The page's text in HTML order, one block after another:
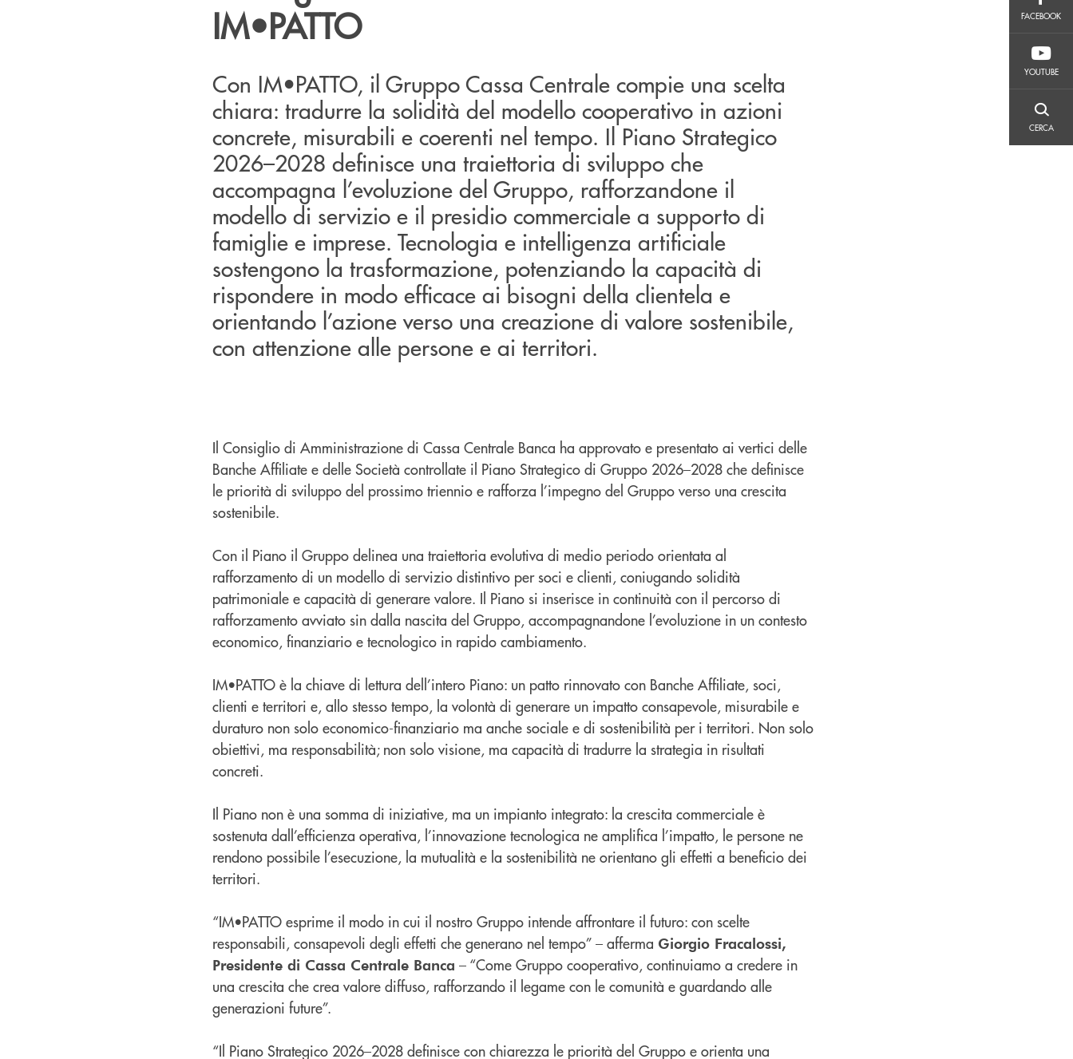
FACEBOOK
YOUTUBE
CERCA
IM•PATTO
Con IM•PATTO, il Gruppo Cassa Centrale compie una scelta
chiara: tradurre la solidità del modello cooperativo in azioni
concrete, misurabili e coerenti nel tempo. Il Piano Strategico
2026–2028 definisce una traiettoria di sviluppo che
accompagna l’evoluzione del Gruppo, rafforzandone il
modello di servizio e il presidio commerciale a supporto di
famiglie e imprese. Tecnologia e intelligenza artificiale
sostengono la trasformazione, potenziando la capacità di
rispondere in modo efficace ai bisogni della clientela e
orientando l’azione verso una creazione di valore sostenibile,
con attenzione alle persone e ai territori.
Il Consiglio di Amministrazione di Cassa Centrale Banca ha approvato e presentato ai vertici delle
Banche Affiliate e delle Società controllate il Piano Strategico di Gruppo 2026–2028 che definisce
le priorità di sviluppo del prossimo triennio e rafforza l’impegno del Gruppo verso una crescita
sostenibile.
Con il Piano il Gruppo delinea una traiettoria evolutiva di medio periodo orientata al
rafforzamento di un modello di servizio distintivo per soci e clienti, coniugando solidità
patrimoniale e capacità di generare valore. Il Piano si inserisce in continuità con il percorso di
rafforzamento avviato sin dalla nascita del Gruppo, accompagnandone l’evoluzione in un contesto
economico, finanziario e tecnologico in rapido cambiamento.
IM•PATTO è la chiave di lettura dell’intero Piano: un patto rinnovato con Banche Affiliate, soci,
clienti e territori e, allo stesso tempo, la volontà di generare un impatto consapevole, misurabile e
duraturo non solo economico-finanziario ma anche sociale e di sostenibilità per i territori. Non solo
obiettivi, ma responsabilità; non solo visione, ma capacità di tradurre la strategia in risultati
concreti.
Il Piano non è una somma di iniziative, ma un impianto integrato: la crescita commerciale è
sostenuta dall’efficienza operativa, l’innovazione tecnologica ne amplifica l’impatto, le persone ne
rendono possibile l’esecuzione, la mutualità e la sostenibilità ne orientano gli effetti a beneficio dei
territori.
“IM•PATTO esprime il modo in cui il nostro Gruppo intende affrontare il futuro: con scelte
responsabili, consapevoli degli effetti che generano nel tempo” – afferma Giorgio Fracalossi,
Presidente di Cassa Centrale Banca – “Come Gruppo cooperativo, continuiamo a credere in
una crescita che crea valore diffuso, rafforzando il legame con le comunità e guardando alle
generazioni future”.
“Il Piano Strategico 2026–2028 definisce con chiarezza le priorità del Gruppo e orienta una